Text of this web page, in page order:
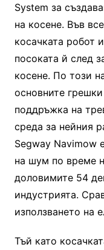
System за
на косене. Във
косачката робот
посоката й след
косене. По този
основните
поддръжка на
среда за нейния
Segway Navimow
на шум по време
доловимите 54
индустрията.
използването на
Тъй като